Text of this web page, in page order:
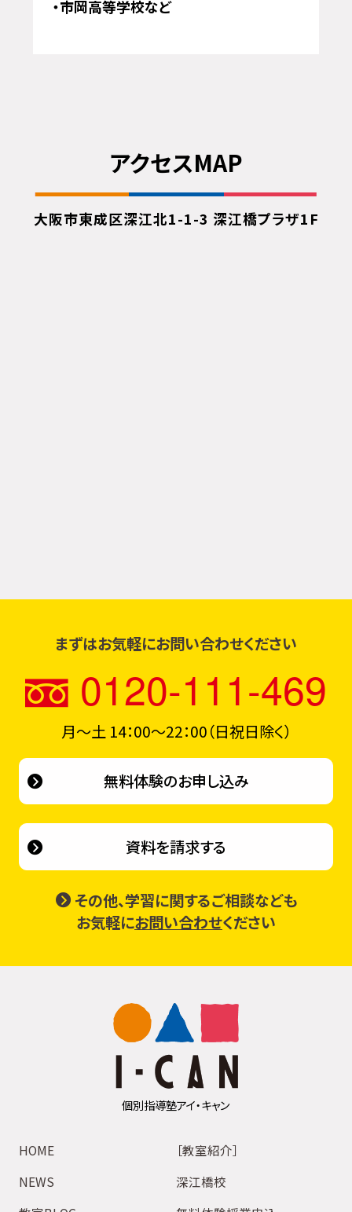
市岡高等学校など
アクセスMAP
大阪市東成区深江北1-1-3 深江橋プラザ1F
まずはお気軽にお問い合わせください
0120-111-469
月〜土 14：00～22：00（日祝日除く）
無料体験のお申し込み
資料を請求する
その他、学習に関するご相談なども
お気軽にお問い合わせください
個別指導塾アイ・キャン
HOME
NEWS
［教室紹介］
深江橋校